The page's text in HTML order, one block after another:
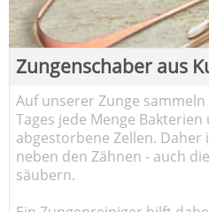
Zungenschaber aus
Auf unserer Zunge sammeln
Tages jede Menge Bakterien
abgestorbene Zellen. Daher
neben den Zähnen - auch
säubern.